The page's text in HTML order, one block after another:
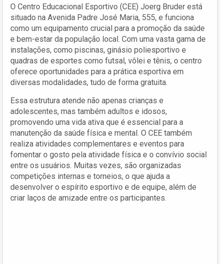
O Centro Educacional Esportivo (CEE) Joerg Bruder está
situado na Avenida Padre José Maria, 555, e funciona
como um equipamento crucial para a promoção da saúde
e bem-estar da população local. Com uma vasta gama de
instalações, como piscinas, ginásio poliesportivo e
quadras de esportes como futsal, vôlei e tênis, o centro
oferece oportunidades para a prática esportiva em
diversas modalidades, tudo de forma gratuita.
Essa estrutura atende não apenas crianças e
adolescentes, mas também adultos e idosos,
promovendo uma vida ativa que é essencial para a
manutenção da saúde física e mental. O CEE também
realiza atividades complementares e eventos para
fomentar o gosto pela atividade física e o convívio social
entre os usuários. Muitas vezes, são organizadas
competições internas e torneios, o que ajuda a
desenvolver o espírito esportivo e de equipe, além de
criar laços de amizade entre os participantes.